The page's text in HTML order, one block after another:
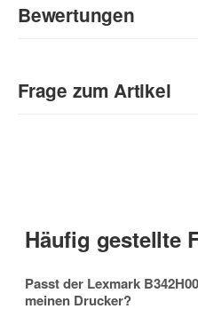
Bewertungen
Sie Anderen bei der
Frage zum Artikel
Häufig gestellte
Passt der Lexmark
meinen Drucker?